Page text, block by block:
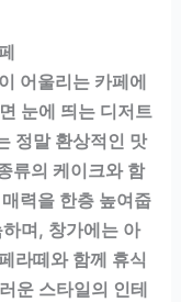
어울리는 카페에
눈에 띄는 디저트
정말 환상적인 맛
류의 케이크와 함
력을 한층 높여줍
며, 창가에는 아
라떼와 함께 휴식
운 스타일의 인테